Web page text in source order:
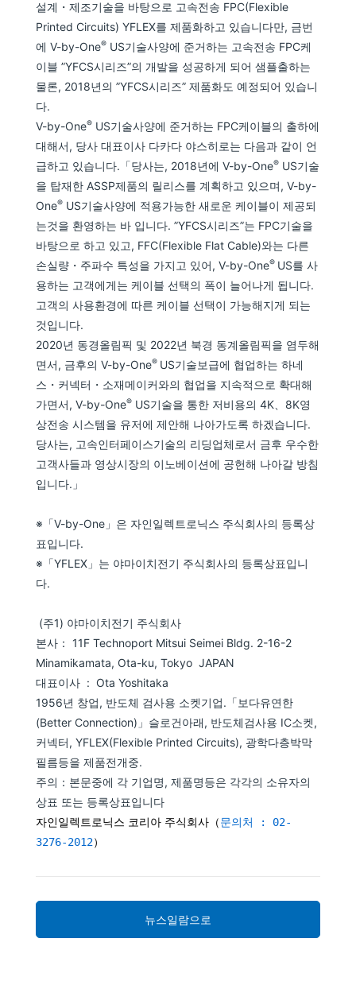
설계・제조기술을 바탕으로 고속전송 FPC(Flexible
Printed Circuits) YFLEX를 제품화하고 있습니다만, 금번
에 V-by-One® US기술사양에 준거하는 고속전송 FPC케
이블 ”YFCS시리즈”의 개발을 성공하게 되어 샘플출하는
물론, 2018년의 ”YFCS시리즈” 제품화도 예정되어 있습니
다.
V-by-One® US기술사양에 준거하는 FPC케이블의 출하에
대해서, 당사 대표이사 다카다 야스히로는 다음과 같이 언
급하고 있습니다.「당사는, 2018년에 V-by-One® US기술
을 탑재한 ASSP제품의 릴리스를 계획하고 있으며, V-by-
One® US기술사양에 적용가능한 새로운 케이블이 제공되
는것을 환영하는 바 입니다. ”YFCS시리즈”는 FPC기술을
바탕으로 하고 있고, FFC(Flexible Flat Cable)와는 다른
손실량・주파수 특성을 가지고 있어, V-by-One® US를 사
용하는 고객에게는 케이블 선택의 폭이 늘어나게 됩니다.
고객의 사용환경에 따른 케이블 선택이 가능해지게 되는
것입니다.
2020년 동경올림픽 및 2022년 북경 동계올림픽을 염두해
면서, 금후의 V-by-One® US기술보급에 협업하는 하네
스・커넥터・소재메이커와의 협업을 지속적으로 확대해
가면서, V-by-One® US기술을 통한 저비용의 4K、8K영
상전송 시스템을 유저에 제안해 나아가도록 하겠습니다.
당사는, 고속인터페이스기술의 리딩업체로서 금후 우수한
고객사들과 영상시장의 이노베이션에 공헌해 나아갈 방침
입니다.」
※「V-by-One」은 자인일렉트로닉스 주식회사의 등록상
표입니다.
※「YFLEX」는 야마이치전기 주식회사의 등록상표입니
다.
(주1) 야마이치전기 주식회사
본사： 11F Technoport Mitsui Seimei Bldg. 2-16-2
Minamikamata, Ota-ku, Tokyo JAPAN
대표이사 : Ota Yoshitaka
1956년 창업, 반도체 검사용 소켓기업.「보다유연한
(Better Connection)」슬로건아래, 반도체검사용 IC소켓,
커넥터, YFLEX(Flexible Printed Circuits), 광학다층박막
필름등을 제품전개중.
주의：본문중에 각 기업명, 제품명등은 각각의 소유자의
상표 또는 등록상표입니다
자인일렉트로닉스 코리아 주식회사 （문의처 : 02-
3276-2012）
뉴스일람으로